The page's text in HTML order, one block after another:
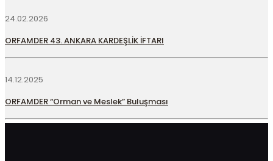
24.02.2026
ORFAMDER 43. ANKARA KARDEŞLİK İFTARI
14.12.2025
ORFAMDER “Orman ve Meslek” Buluşması